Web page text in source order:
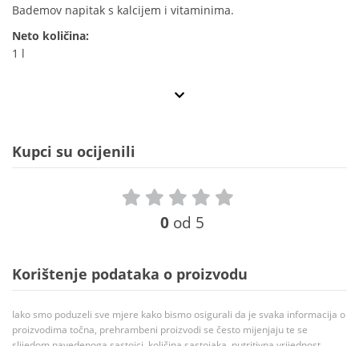
Bademov napitak s kalcijem i vitaminima.
Neto količina:
1 l
Kupci su ocijenili
0 od 5
Korištenje podataka o proizvodu
Iako smo poduzeli sve mjere kako bismo osigurali da je svaka informacija o
proizvodima točna, prehrambeni proizvodi se često mijenjaju te se